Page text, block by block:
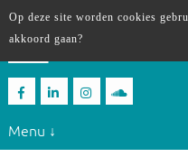
Menu ↓
Op deze site worden cookies
akkoord gaan?